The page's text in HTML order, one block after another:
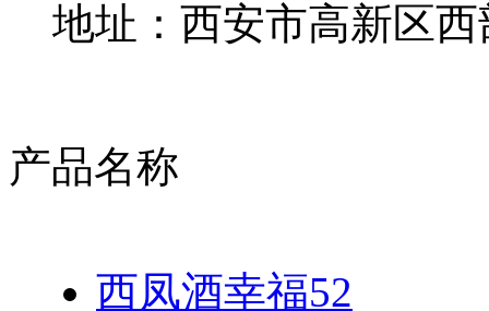
地址：西安市高新区西
产品名称
西凤酒幸福52